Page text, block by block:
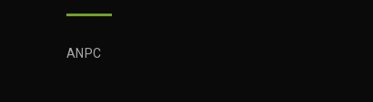
ANPC